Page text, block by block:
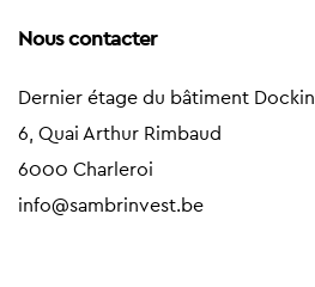
Nous contacter
Dernier étage du bâtiment Dockin
6, Quai Arthur Rimbaud
6000 Charleroi
info@sambrinvest.be